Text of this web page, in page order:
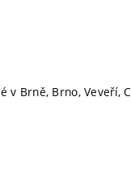
v Brně, Brno, Veveří,